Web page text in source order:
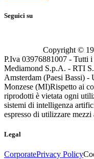
Seguici su
Copyright ©
P.Iva 03976881007 - Tutti
Mediamond S.p.A. - RTI
Amsterdam (Paesi Bassi)
Monzese (MI)Rispetto ai
riprodotti è vietata ogni
sistemi di intelligenza
espresso di utilizzare
Legal
CorporatePrivacy Policy